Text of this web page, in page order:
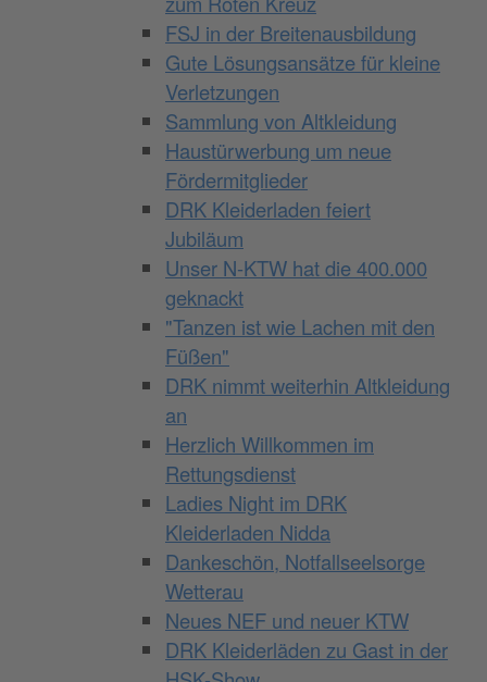
FSJ in der Breitenausbildung
Gute Lösungsansätze für kleine
Verletzungen
Sammlung von Altkleidung
Haustürwerbung um neue
Fördermitglieder
DRK Kleiderladen feiert
Jubiläum
Unser N-KTW hat die 400.000
geknackt
"Tanzen ist wie Lachen mit den
Füßen"
DRK nimmt weiterhin Altkleidung
an
Herzlich Willkommen im
Rettungsdienst
Ladies Night im DRK
Kleiderladen Nidda
Dankeschön, Notfallseelsorge
Wetterau
Neues NEF und neuer KTW
DRK Kleiderläden zu Gast in der